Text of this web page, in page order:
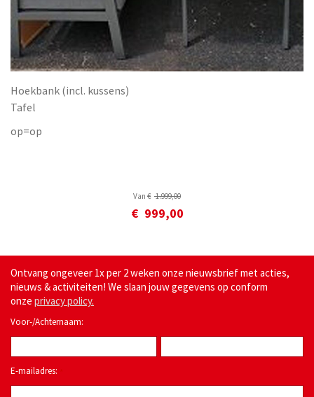
Hoekbank (incl. kussens)
Tafel
op=op
Van € 1.999,00
€ 999,00
Ontvang ongeveer 1x per 2 weken onze nieuwsbrief met acties,
nieuws & activiteiten! We slaan jouw gegevens op conform
onze privacy policy.
Voor-/Achternaam:
E-mailadres: